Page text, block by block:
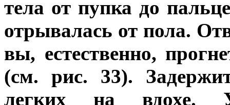
тела от пупка до
отрывалась от пола.
вы, естественно,
(см. рис. 33).
легких на вдохе.